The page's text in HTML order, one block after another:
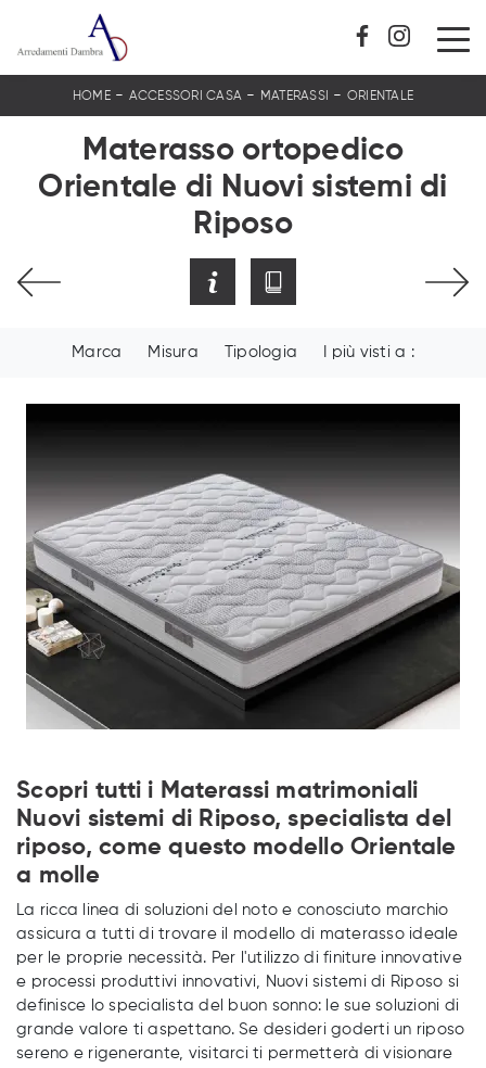
HOME- ACCESSORI CASA - MATERASSI - ORIENTALE
Materasso ortopedico
Orientale di Nuovi sistemi di
Riposo
Marca Misura Tipologia I più visti a :
Scopri tutti i Materassi matrimoniali
Nuovi sistemi di Riposo, specialista del
riposo, come questo modello Orientale
a molle
La ricca linea di soluzioni del noto e conosciuto marchio
assicura a tutti di trovare il modello di materasso ideale
per le proprie necessità. Per l'utilizzo di finiture innovative
e processi produttivi innovativi, Nuovi sistemi di Riposo si
definisce lo specialista del buon sonno: le sue soluzioni di
grande valore ti aspettano. Se desideri goderti un riposo
sereno e rigenerante, visitarci ti permetterà di visionare